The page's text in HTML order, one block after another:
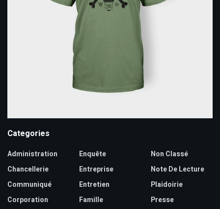
Categories
Administration
Chancellerie
Communiqué
Corporation
Enquête
Entreprise
Entretien
Famille
Non Classé
Note De Lecture
Plaidoirie
Presse